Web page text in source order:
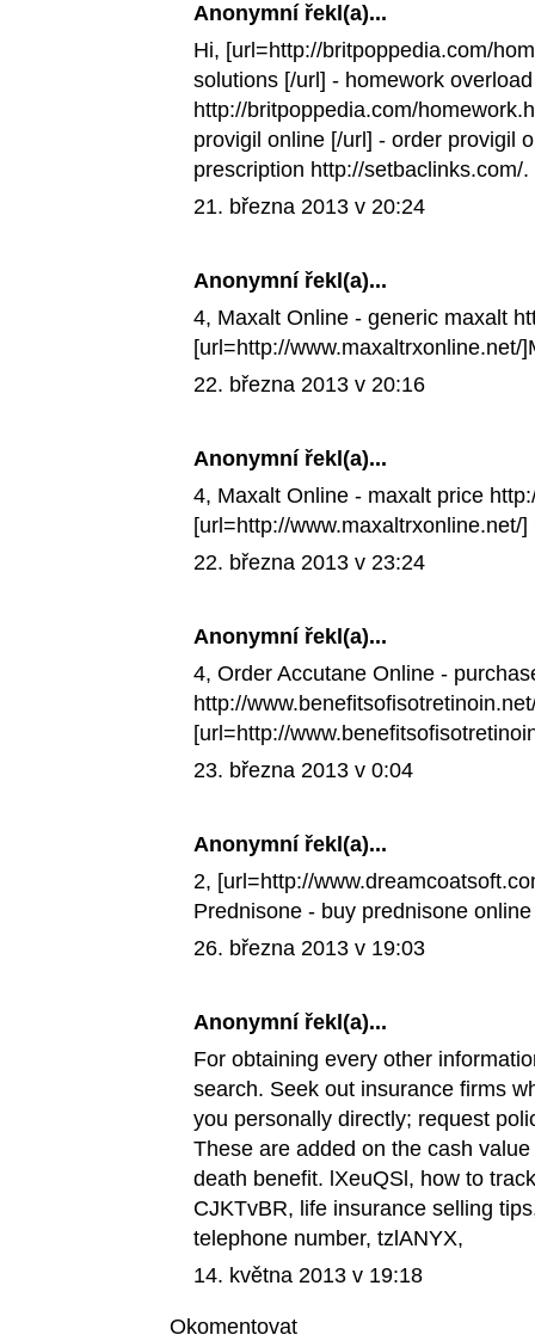
Anonymní řekl(a)...
Hi, [url=http://britpoppedia.com/
solutions [/url] - homework
http://britpoppedia.com/
provigil online [/url] - order provigil
prescription http://setbaclinks.com/.
21. března 2013 v 20:24
Anonymní řekl(a)...
4, Maxalt Online - generic maxalt
[url=http://www.maxaltrxonline.net/
22. března 2013 v 20:16
Anonymní řekl(a)...
4, Maxalt Online - maxalt price
[url=http://www.maxaltrxonline.net/
22. března 2013 v 23:24
Anonymní řekl(a)...
4, Order Accutane Online -
http://
[url=http://
23. března 2013 v 0:04
Anonymní řekl(a)...
2, [url=http://
Prednisone - buy prednisone
26. března 2013 v 19:03
Anonymní řekl(a)...
For obtaining every other
search. Seek out insurance firms
you personally directly; request
These are added on the cash
death benefit. lXeuQSl, how to
CJKTvBR, life insurance selling tips
telephone number, tzlANYX,
14. května 2013 v 19:18
Okomentovat